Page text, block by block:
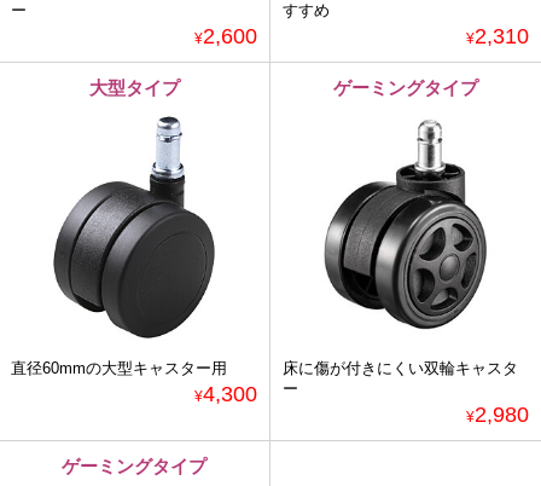
ー
¥2,600
すすめ
¥2,310
大型タイプ
直径60mmの大型キャスター用
¥4,300
ゲーミングタイプ
床に傷が付きにくい双輪キャスタ
ー
¥2,980
ゲーミングタイプ